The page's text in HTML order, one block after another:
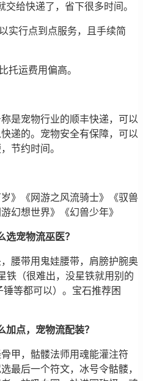
给快递了，省下很多时间。
实行点到点服务，且手续简
托运费用偏高。
是宠物行业的顺丰快递，可以
递的。宠物安全有保障，可以
节约时间。
》《网游之风流骑士》《驭兽
幻想世界》《幻兽少年》
选宠物流巫医？
腰带用鬼娃腰带，肩膀护腕奥
铁（很难出，没星铁就用别的
等都可以）。宝石推荐困
加点，宠物流配装？
甲，骷髅法师用魂能灌注符
最后一个符文，冰号令骷髅，